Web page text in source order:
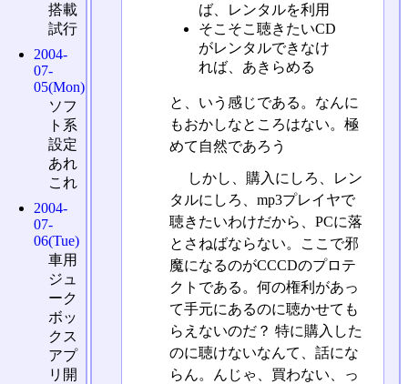
ば、レンタルを利用
そこそこ聴きたいCD
がレンタルできなけ
れば、あきらめる
と、いう感じである。なんに
もおかしなところはない。極
めて自然であろう
しかし、購入にしろ、レン
タルにしろ、mp3プレイヤで
聴きたいわけだから、PCに落
とさねばならない。ここで邪
魔になるのがCCCDのプロテ
クトである。何の権利があっ
て手元にあるのに聴かせても
らえないのだ？ 特に購入した
のに聴けないなんて、話にな
らん。んじゃ、買わない、っ
搭載
試行
2004-
07-
05(Mon)
ソフ
ト系
設定
あれ
これ
2004-
07-
06(Tue)
車用
ジュ
ーク
ボッ
クス
アプ
リ開